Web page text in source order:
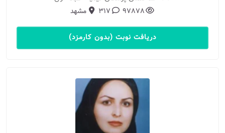
97878
317 مشهد
دریافت نوبت (بدون کارمزد)